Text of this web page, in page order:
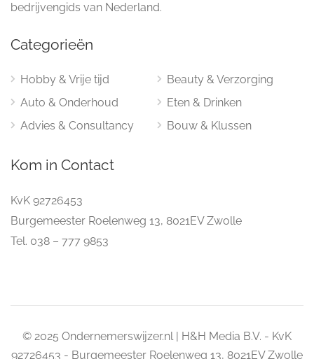
bedrijvengids van Nederland.
Categorieën
Hobby & Vrije tijd
Auto & Onderhoud
Advies & Consultancy
Beauty & Verzorging
Eten & Drinken
Bouw & Klussen
Kom in Contact
KvK 92726453
Burgemeester Roelenweg 13, 8021EV Zwolle
Tel. 038 – 777 9853
© 2025 Ondernemerswijzer.nl | H&H Media B.V. - KvK
92726453 - Burgemeester Roelenweg 13, 8021EV Zwolle